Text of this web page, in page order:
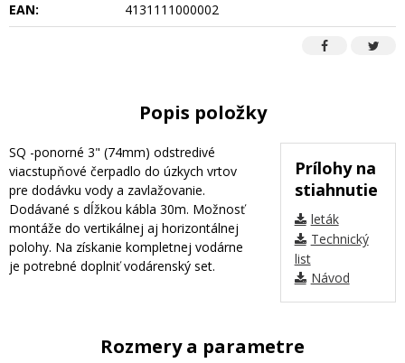
EAN:
4131111000002
Popis položky
Prílohy na
stiahnutie
leták
Technický
list
Návod
SQ -ponorné 3" (74mm) odstredivé
viacstupňové čerpadlo do úzkych vrtov
pre dodávku vody a zavlažovanie.
Dodávané s dĺžkou kábla 30m. Možnosť
montáže do vertikálnej aj horizontálnej
polohy. Na získanie kompletnej vodárne
je potrebné doplniť vodárenský set.
Rozmery a parametre